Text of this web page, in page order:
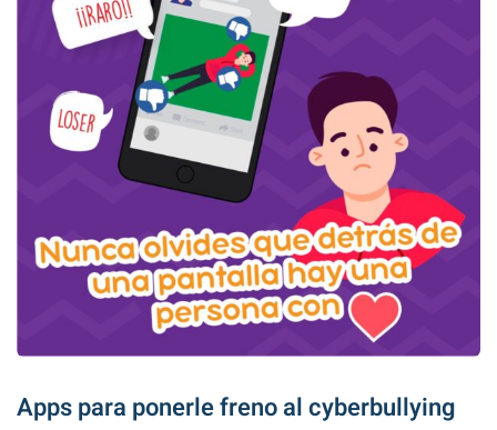
Apps para ponerle freno al cyberbullying